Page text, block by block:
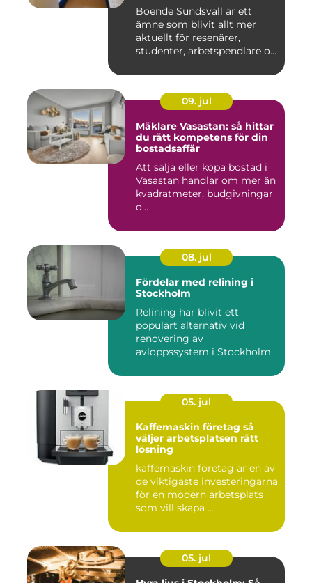
Boende Sundsvall är ett
ämne som blivit allt mer
aktuellt för resenärer,
studenter, arbetspendlare o...
09. jul
Mäklare Vasastan: så hittar
du rätt kompetens för din
bostadsaffär
Att sälja eller köpa bostad i
Vasastan handlar om mer än
kvadratmeter, budgivningar
o...
08. jul
Fördelar med relining i
Stockholm
Relining har blivit ett
populärt alternativ vid
renovering av
avloppssystem i Stockholm.
05. jul
Kaffemaskin företag så
väljer arbetsplatsen rätt
lösning
kaffemaskin företag är en av
de viktigaste investeringarna
för en modern arbetsplats
som vill skapa ...
05. jul